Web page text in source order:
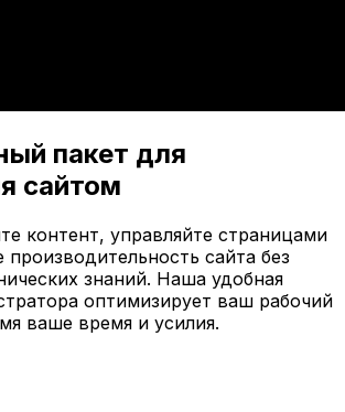
пакет для
сайтом
контент, управляйте страницами
производительность сайта без
знаний. Наша удобная
оптимизирует ваш рабочий
ваше время и усилия.